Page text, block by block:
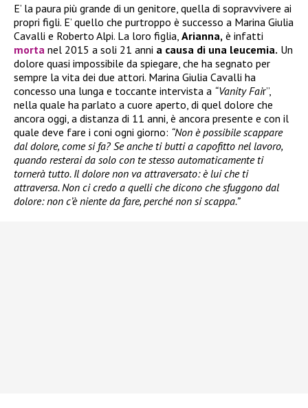
E’ la paura più grande di un genitore, quella di sopravvivere ai
propri figli. E’ quello che purtroppo è successo a Marina Giulia
Cavalli e Roberto Alpi. La loro figlia, Arianna, è infatti
morta nel 2015 a soli 21 anni a causa di una leucemia. Un
dolore quasi impossibile da spiegare, che ha segnato per
sempre la vita dei due attori. Marina Giulia Cavalli ha
concesso una lunga e toccante intervista a “Vanity Fair”,
nella quale ha parlato a cuore aperto, di quel dolore che
ancora oggi, a distanza di 11 anni, è ancora presente e con il
quale deve fare i coni ogni giorno: “Non è possibile scappare
dal dolore, come si fa? Se anche ti butti a capofitto nel lavoro,
quando resterai da solo con te stesso automaticamente ti
tornerà tutto. Il dolore non va attraversato: è lui che ti
attraversa. Non ci credo a quelli che dicono che sfuggono dal
dolore: non c’è niente da fare, perché non si scappa.”